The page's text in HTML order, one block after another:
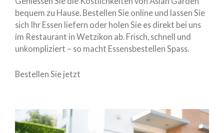
bequem zu Hause. Bestellen Sie online und lassen Sie
sich Ihr Essen liefern oder holen Sie es direkt bei uns
im Restaurant in Wetzikon ab. Frisch, schnell und
unkompliziert – so macht Essensbestellen Spass.
Bestellen Sie jetzt